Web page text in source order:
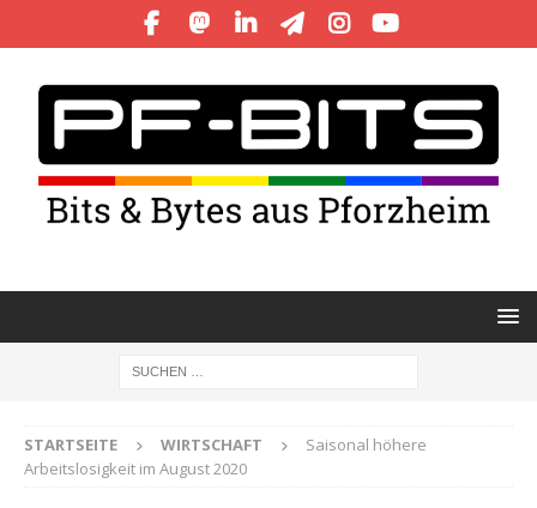
STARTSEITE WIRTSCHAFT
Saisonal höhere
Arbeitslosigkeit im August 2020